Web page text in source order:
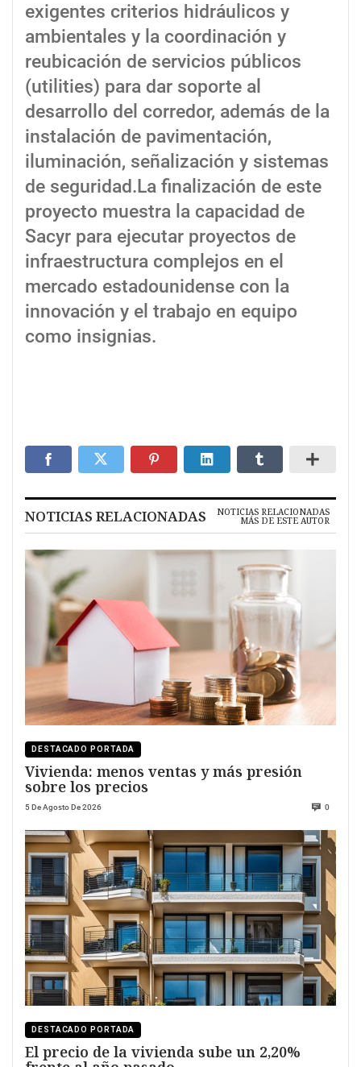
exigentes criterios hidráulicos y
ambientales y la coordinación y
reubicación de servicios públicos
(utilities) para dar soporte al
desarrollo del corredor, además de la
instalación de pavimentación,
iluminación, señalización y sistemas
de seguridad.La finalización de este
proyecto muestra la capacidad de
Sacyr para ejecutar proyectos de
infraestructura complejos en el
mercado estadounidense con la
innovación y el trabajo en equipo
como insignias.
NOTICIAS RELACIONADAS NOTICIAS RELACIONADAS
MÁS DE ESTE AUTOR
DESTACADO PORTADA
Vivienda: menos ventas y más presión
sobre los precios
5 De Agosto De 2026 0
DESTACADO PORTADA
El precio de la vivienda sube un 2,20%